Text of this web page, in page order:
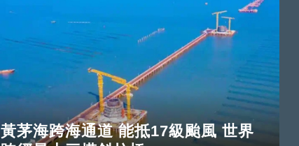
黃茅海跨海通道 能抵17級颱風 世界